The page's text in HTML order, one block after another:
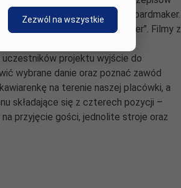
symboli PCS z programu Boardmaker.
strona "Kuchnia bez barier". Filmy z
na YouTube.
uczestników projektu wyjście do
wybrane danie oraz poznać zawód
na terenie naszej placówki, a
składające się z czterech pozycji –
przyjęcie gości, jednolite stroje oraz
Zezwól na wszystkie